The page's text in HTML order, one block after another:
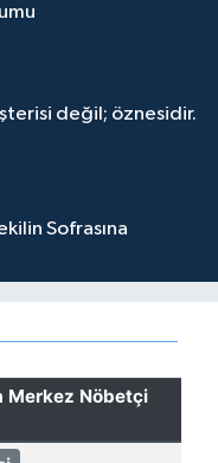
değil; öznesidir.
Sofrasına